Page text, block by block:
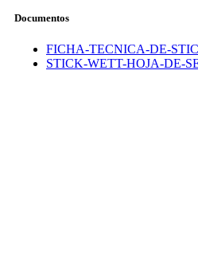
Documentos
FICHA-TECNICA-DE-
STICK-WETT-HOJA-DE-